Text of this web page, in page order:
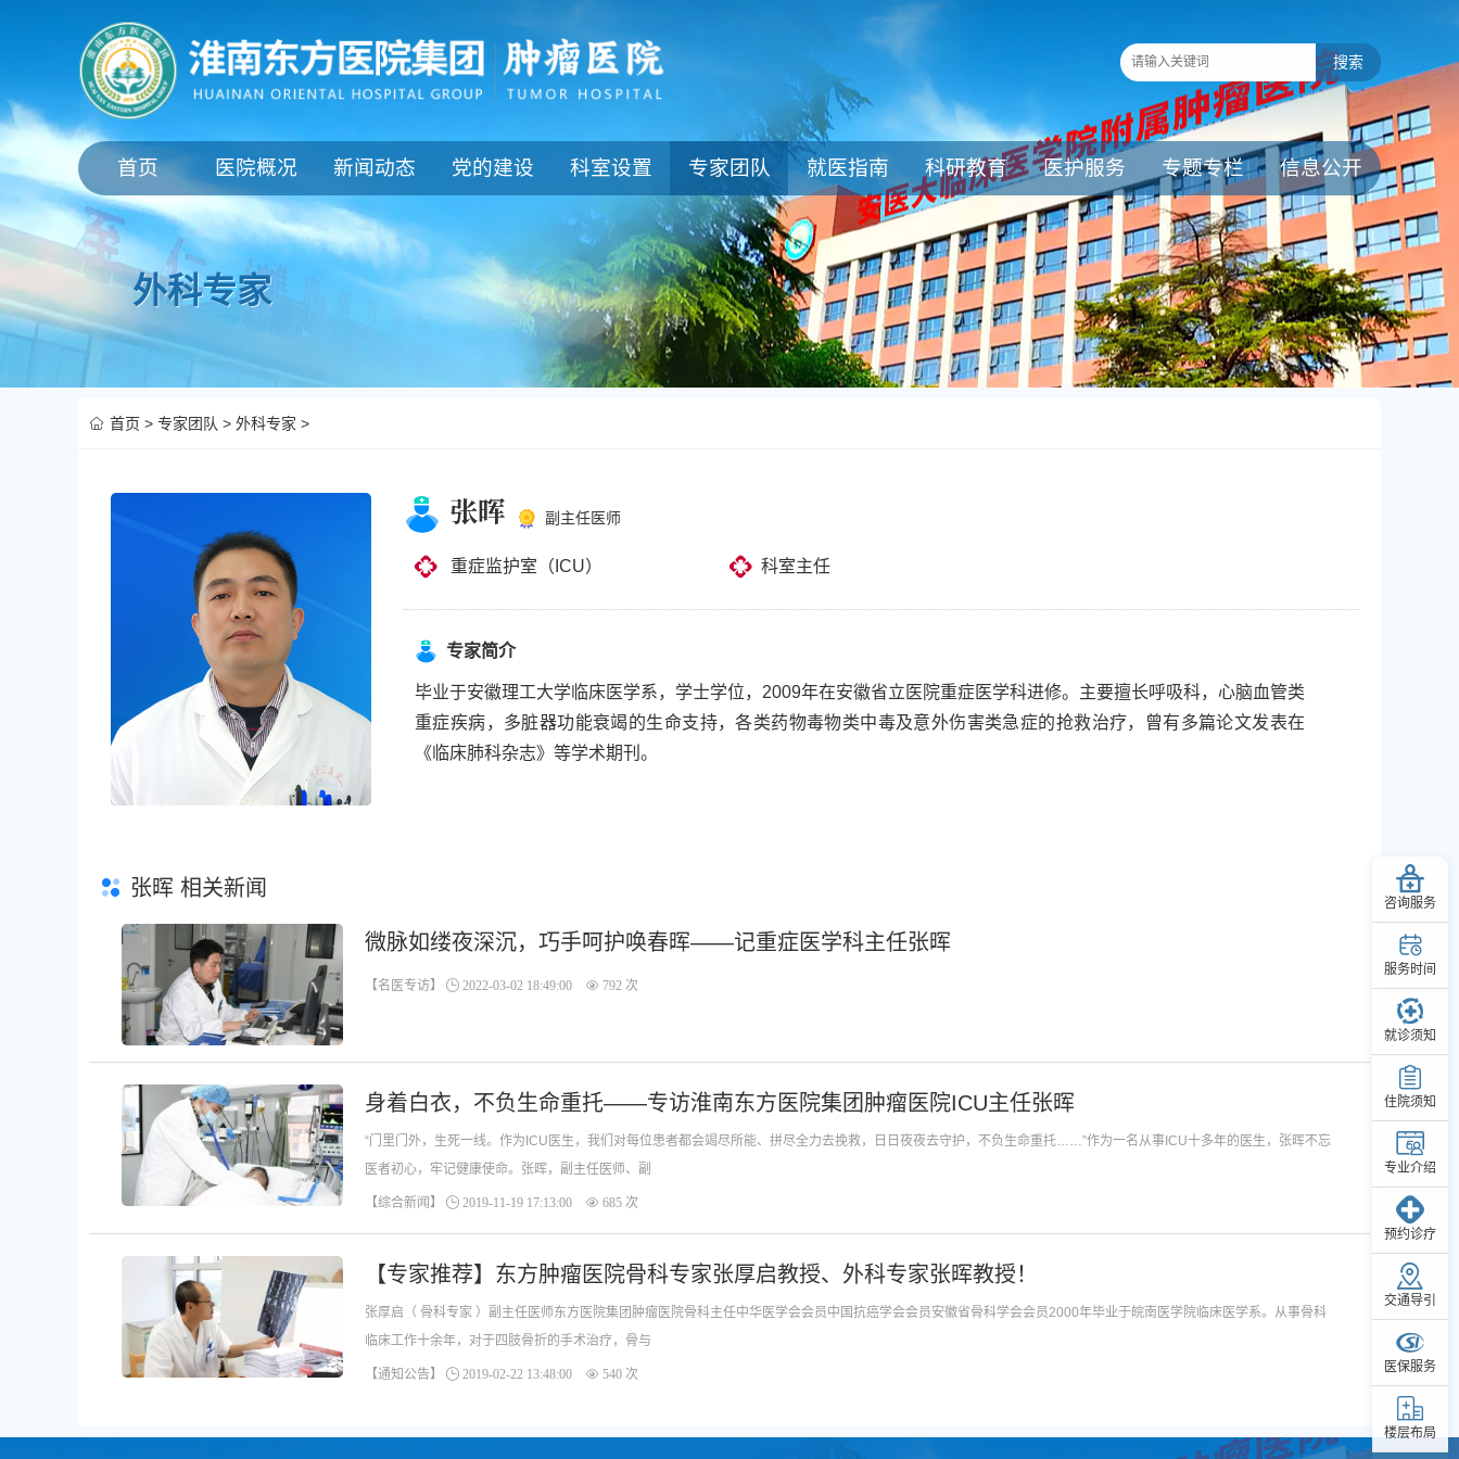
首页 医院概况 新闻动态 党的建设 科室设置 专家团队 就医指南 科研教育 医护服务 专题专栏 信息公开
外科专家
首页 > 专家团队 > 外科专家 >
张晖 副主任医师
重症监护室（ICU） 科室主任
专家简介
毕业于安徽理工大学临床医学系，学士学位，2009年在安徽省立医院重症医学科进修。主要擅长呼吸科，心脑血管类
重症疾病，多脏器功能衰竭的生命支持，各类药物毒物类中毒及意外伤害类急症的抢救治疗，曾有多篇论文发表在
《临床肺科杂志》等学术期刊。
张晖 相关新闻
微脉如缕夜深沉，巧手呵护唤春晖——记重症医学科主任张晖
【名医专访】 2022-03-02 18:49:00 792 次
身着白衣，不负生命重托——专访淮南东方医院集团肿瘤医院ICU主任张晖
“门里门外，生死一线。作为ICU医生，我们对每位患者都会竭尽所能、拼尽全力去挽救，日日夜夜去守护，不负生命重托……”作为一名从事ICU十多年的医生，张晖不忘
医者初心，牢记健康使命。张晖，副主任医师、副
【综合新闻】 2019-11-19 17:13:00 685 次
【专家推荐】东方肿瘤医院骨科专家张厚启教授、外科专家张晖教授！
张厚启（ 骨科专家 ）副主任医师东方医院集团肿瘤医院骨科主任中华医学会会员中国抗癌学会会员安徽省骨科学会会员2000年毕业于皖南医学院临床医学系。从事骨科
临床工作十余年，对于四肢骨折的手术治疗，骨与
【通知公告】 2019-02-22 13:48:00 540 次
咨询服务
服务时间
就诊须知
住院须知
专业介绍
预约诊疗
交通导引
医保服务
楼层布局